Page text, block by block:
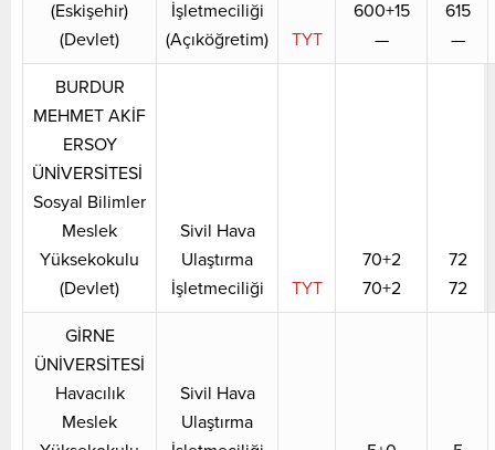
(Eskişehir)
(Devlet)
İşletmeciliği
(Açıköğretim)
TYT
600+15
—
615
—
BURDUR
MEHMET AKİF
ERSOY
ÜNİVERSİTESİ
Sosyal Bilimler
Meslek
Yüksekokulu
(Devlet)
Sivil Hava
Ulaştırma
İşletmeciliği
TYT
70+2
70+2
72
72
GİRNE
ÜNİVERSİTESİ
Havacılık
Meslek
Sivil Hava
Ulaştırma